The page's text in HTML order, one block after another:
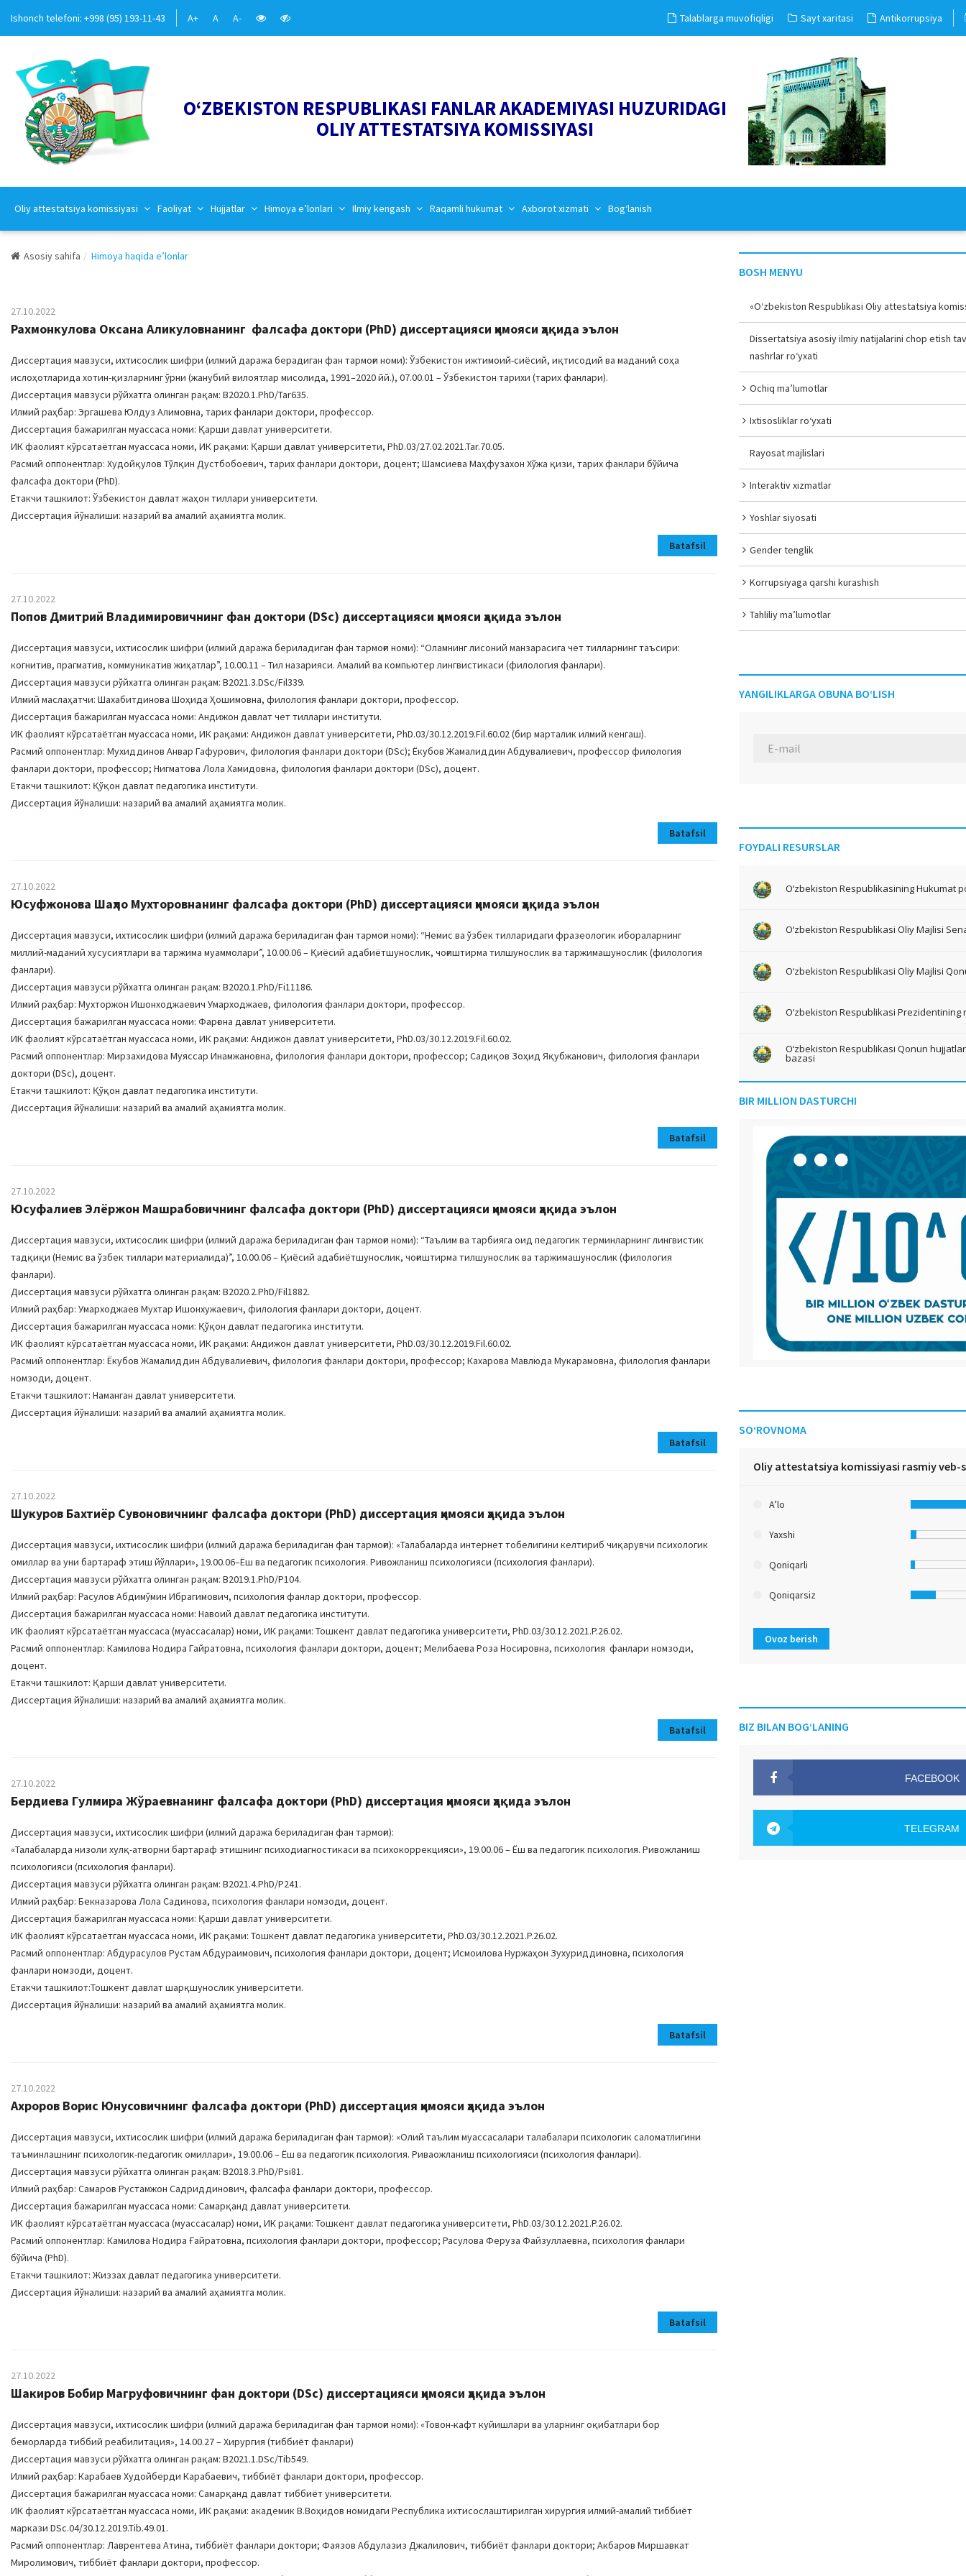
Ishonch telefoni: +998 (95) 193-11-43 A+ A A- Talablarga muvofiqligi Sayt xaritasi Antikorrupsiya
O‘ZBEKISTON RESPUBLIKASI FANLAR AKADEMIYASI HUZURIDAGI
OLIY ATTESTATSIYA KOMISSIYASI
Oliy attestatsiya komissiyasi Faoliyat Hujjatlar Himoya e’lonlari Ilmiy kengash Raqamli hukumat Axborot xizmati Bog‘lanish
Asosiy sahifa Himoya haqida e’lonlar
27.10.2022
Рахмонкулова Оксана Аликуловнанинг фалсафа доктори (PhD) диссертацияси ҳимояси ҳақида эълон
Диссертация мавзуси, ихтисослик шифри (илмий даража берадиган фан тармоғи номи): Ўзбекистон ижтимоий-сиёсий, иқтисодий ва маданий соҳа
ислоҳотларида хотин-қизларнинг ўрни (жанубий вилоятлар мисолида, 1991–2020 йй.), 07.00.01 – Ўзбекистон тарихи (тарих фанлари).
Диссертация мавзуси рўйхатга олинган рақам: В2020.1.PhD/Tar635.
Илмий раҳбар: Эргашева Юлдуз Алимовна, тарих фанлари доктори, профессор.
Диссертация бажарилган муассаса номи: Қарши давлат университети.
ИК фаолият кўрсатаётган муассаса номи, ИК рақами: Қарши давлат университети, PhD.03/27.02.2021.Tar.70.05.
Расмий оппонентлар: Худойқулов Тўлқин Дустбобоевич, тарих фанлари доктори, доцент; Шамсиева Маҳфузахон Хўжа қизи, тарих фанлари бўйича
фалсафа доктори (PhD).
Етакчи ташкилот: Ўзбекистон давлат жаҳон тиллари университети.
Диссертация йўналиши: назарий ва амалий аҳамиятга молик.
Batafsil
27.10.2022
Попов Дмитрий Владимировичнинг фан доктори (DSc) диссертацияси ҳимояси ҳақида эълон
Диссертация мавзуси, ихтисослик шифри (илмий даража бериладиган фан тармоғи номи): “Оламнинг лисоний манзарасига чет тилларнинг таъсири:
когнитив, прагматив, коммуникатив жиҳатлар”, 10.00.11 – Тил назарияси. Амалий ва компьютер лингвистикаси (филология фанлари).
Диссертация мавзуси рўйхатга олинган рақам: В2021.3.DSc/Fil339.
Илмий маслаҳатчи: Шахабитдинова Шоҳида Ҳошимовна, филология фанлари доктори, профессор.
Диссертация бажарилган муассаса номи: Андижон давлат чет тиллари институти.
ИК фаолият кўрсатаётган муассаса номи, ИК рақами: Андижон давлат университети, PhD.03/30.12.2019.Fil.60.02 (бир марталик илмий кенгаш).
Расмий оппонентлар: Мухиддинов Анвар Гафурович, филология фанлари доктори (DSc); Ёкубов Жамалиддин Абдувалиевич, профессор филология
фанлари доктори, профессор; Нигматова Лола Хамидовна, филология фанлари доктори (DSc), доцент.
Етакчи ташкилот: Қўқон давлат педагогика институти.
Диссертация йўналиши: назарий ва амалий аҳамиятга молик.
Batafsil
27.10.2022
Юсуфжонова Шаҳло Мухторовнанинг фалсафа доктори (PhD) диссертацияси ҳимояси ҳақида эълон
Диссертация мавзуси, ихтисослик шифри (илмий даража бериладиган фан тармоғи номи): “Немис ва ўзбек тилларидаги фразеологик ибораларнинг
миллий-маданий хусусиятлари ва таржима муаммолари”, 10.00.06 – Қиёсий адабиётшунослик, чоғиштирма тилшунослик ва таржимашунослик (филология
фанлари).
Диссертация мавзуси рўйхатга олинган рақам: B2020.1.PhD/Fi11186.
Илмий раҳбар: Мухторжон Ишонходжаевич Умарходжаев, филология фанлари доктори, профессор.
Диссертация бажарилган муассаса номи: Фарғона давлат университети.
ИК фаолият кўрсатаётган муассаса номи, ИК рақами: Андижон давлат университети, PhD.03/30.12.2019.Fil.60.02.
Расмий оппонентлар: Мирзахидова Муяссар Инамжановна, филология фанлари доктори, профессор; Садиқов Зоҳид Яқубжанович, филология фанлари
доктори (DSc), доцент.
Етакчи ташкилот: Қўқон давлат педагогика институти.
Диссертация йўналиши: назарий ва амалий аҳамиятга молик.
Batafsil
27.10.2022
Юсуфалиев Элёржон Машрабовичнинг фалсафа доктори (PhD) диссертацияси ҳимояси ҳақида эълон
Диссертация мавзуси, ихтисослик шифри (илмий даража бериладиган фан тармоғи номи): “Таълим ва тарбияга оид педагогик терминларнинг лингвистик
тадқиқи (Немис ва ўзбек тиллари материалида)”, 10.00.06 – Қиёсий адабиётшунослик, чоғиштирма тилшунослик ва таржимашунослик (филология
фанлари).
Диссертация мавзуси рўйхатга олинган рақам: B2020.2.PhD/Fil1882.
Илмий раҳбар: Умарходжаев Мухтар Ишонхужаевич, филология фанлари доктори, доцент.
Диссертация бажарилган муассаса номи: Қўқон давлат педагогика институти.
ИК фаолият кўрсатаётган муассаса номи, ИК рақами: Андижон давлат университети, PhD.03/30.12.2019.Fil.60.02.
Расмий оппонентлар: Ёкубов Жамалиддин Абдувалиевич, филология фанлари доктори, профессор; Кахарова Мавлюда Мукарамовна, филология фанлари
номзоди, доцент.
Етакчи ташкилот: Наманган давлат университети.
Диссертация йўналиши: назарий ва амалий аҳамиятга молик.
Batafsil
27.10.2022
Шукуров Бахтиёр Сувоновичнинг фалсафа доктори (PhD) диссертация ҳимояси ҳақида эълон
Диссертация мавзуси, ихтисослик шифри (илмий даража бериладиган фан тармоғи): «Талабаларда интернет тобелигини келтириб чиқарувчи психологик
омиллар ва уни бартараф этиш йўллари», 19.00.06–Ёш ва педагогик психология. Ривожланиш психологияси (психология фанлари).
Диссертация мавзуси рўйхатга олинган рақам: B2019.1.PhD/P104.
Илмий раҳбар: Расулов Абдимўмин Ибрагимович, психология фанлар доктори, профессор.
Диссертация бажарилган муассаса номи: Навоий давлат педагогика институти.
ИК фаолият кўрсатаётган муассаса (муассасалар) номи, ИК рақами: Тошкент давлат педагогика университети, PhD.03/30.12.2021.P.26.02.
Расмий оппонентлар: Камилова Нодира Гайратовна, психология фанлари доктори, доцент; Мелибаева Роза Носировна, психология фанлари номзоди,
доцент.
Етакчи ташкилот: Қарши давлат университети.
Диссертация йўналиши: назарий ва амалий аҳамиятга молик.
Batafsil
27.10.2022
Бердиева Гулмира Жўраевнанинг фалсафа доктори (PhD) диссертация ҳимояси ҳақида эълон
Диссертация мавзуси, ихтисослик шифри (илмий даража бериладиган фан тармоғи):
«Талабаларда низоли хулқ-атворни бартараф этишнинг психодиагностикаси ва психокоррекцияси», 19.00.06 – Ёш ва педагогик психология. Ривожланиш
психологияси (психология фанлари).
Диссертация мавзуси рўйхатга олинган рақам: B2021.4.PhD/P241.
Илмий раҳбар: Бекназарова Лола Садинова, психология фанлари номзоди, доцент.
Диссертация бажарилган муассаса номи: Қарши давлат университети.
ИК фаолият кўрсатаётган муассаса номи, ИК рақами: Тошкент давлат педагогика университети, PhD.03/30.12.2021.P.26.02.
Расмий оппонентлар: Абдурасулов Рустам Абдураимович, психология фанлари доктори, доцент; Исмоилова Нуржаҳон Зухуриддиновна, психология
фанлари номзоди, доцент.
Етакчи ташкилот:Тошкент давлат шарқшунослик университети.
Диссертация йўналиши: назарий ва амалий аҳамиятга молик.
Batafsil
27.10.2022
Ахроров Ворис Юнусовичнинг фалсафа доктори (PhD) диссертация ҳимояси ҳақида эълон
Диссертация мавзуси, ихтисослик шифри (илмий даража бериладиган фан тармоғи): «Олий таълим муассасалари талабалари психологик саломатлигини
таъминлашнинг психологик-педагогик омиллари», 19.00.06 – Ёш ва педагогик психология. Риваожланиш психологияси (психология фанлари).
Диссертация мавзуси рўйхатга олинган рақам: В2018.3.PhD/Psi81.
Илмий раҳбар: Самаров Рустамжон Садриддинович, фалсафа фанлари доктори, профессор.
Диссертация бажарилган муассаса номи: Самарқанд давлат университети.
ИК фаолият кўрсатаётган муассаса (муассасалар) номи, ИК рақами: Тошкент давлат педагогика университети, PhD.03/30.12.2021.P.26.02.
Расмий оппонентлар: Камилова Нодира Ғайратовна, психология фанлари доктори, профессор; Расулова Феруза Файзуллаевна, психология фанлари
бўйича (PhD).
Етакчи ташкилот: Жиззах давлат педагогика университети.
Диссертация йўналиши: назарий ва амалий аҳамиятга молик.
Batafsil
27.10.2022
Шакиров Бобир Магруфовичнинг фан доктори (DSc) диссертацияси ҳимояси ҳақида эълон
Диссертация мавзуси, ихтисослик шифри (илмий даража бериладиган фан тармоғи номи): «Товон-кафт куйишлари ва уларнинг оқибатлари бор
беморларда тиббий реабилитация», 14.00.27 – Хирургия (тиббиёт фанлари)
Диссертация мавзуси рўйхатга олинган рақам: B2021.1.DSc/Tib549.
Илмий раҳбар: Карабаев Худойберди Карабаевич, тиббиёт фанлари доктори, профессор.
Диссертация бажарилган муассаса номи: Самарқанд давлат тиббиёт университети.
ИК фаолият кўрсатаётган муассаса номи, ИК рақами: академик В.Воҳидов номидаги Республика ихтисослаштирилган хирургия илмий-амалий тиббиёт
маркази DSc.04/30.12.2019.Tib.49.01.
Расмий оппонентлар: Лаврентева Атина, тиббиёт фанлари доктори; Фаязов Абдулазиз Джалилович, тиббиёт фанлари доктори; Акбаров Миршавкат
Миролимович, тиббиёт фанлари доктори, профессор.
BOSH MENYU
«O‘zbekiston Respublikasi Oliy attestatsiya
Dissertatsiya asosiy ilmiy natijalarini chop etish
nashrlar ro‘yxati
Ochiq ma’lumotlar
Ixtisosliklar ro‘yxati
Rayosat majlislari
Interaktiv xizmatlar
Yoshlar siyosati
Gender tenglik
Korrupsiyaga qarshi kurashish
Tahliliy ma’lumotlar
YANGILIKLARGA OBUNA BO‘LISH
FOYDALI RESURSLAR
O‘zbekiston Respublikasining Hukumat
O‘zbekiston Respublikasi Oliy Majlisi
O‘zbekiston Respublikasi Oliy Majlisi
O‘zbekiston Respublikasi Prezidentining
O‘zbekiston Respublikasi Qonun
bazasi
BIR MILLION DASTURCHI
SO‘ROVNOMA
Oliy attestatsiya komissiyasi rasmiy
A’lo
Yaxshi
Qoniqarli
Qoniqarsiz
Ovoz berish
BIZ BILAN BOG‘LANING
FACEBOOK
TELEGRAM